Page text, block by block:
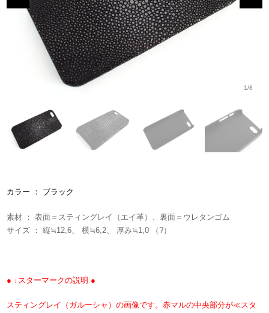
1/8
カラー ： ブラック
素材 ： 表面＝スティングレイ（エイ革）、裏面＝ウレタンゴム
サイズ ： 縦≒12,6、 横≒6,2、 厚み≒1,0 （?）
● ↓スターマークの説明 ●
スティングレイ（ガルーシャ）の画像です。赤マルの中央部分が≪スタ